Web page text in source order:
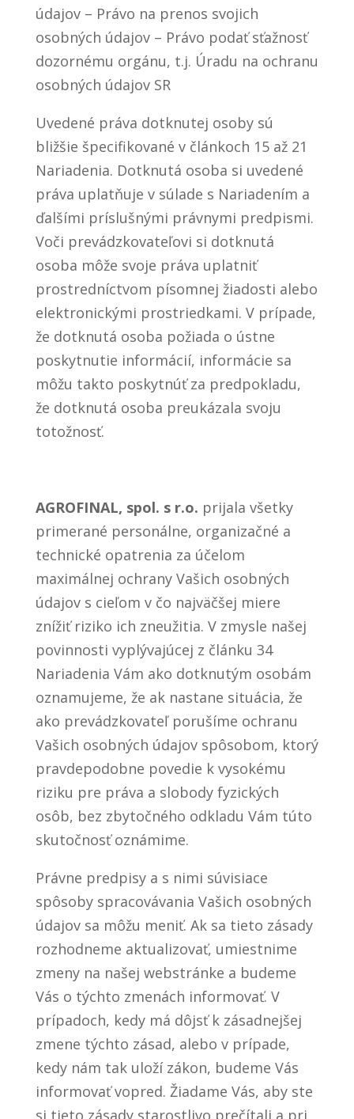
údajov – Právo na prenos svojich
osobných údajov – Právo podať sťažnosť
dozornému orgánu, t.j. Úradu na ochranu
osobných údajov SR
Uvedené práva dotknutej osoby sú
bližšie špecifikované v článkoch 15 až 21
Nariadenia. Dotknutá osoba si uvedené
práva uplatňuje v súlade s Nariadením a
ďalšími príslušnými právnymi predpismi.
Voči prevádzkovateľovi si dotknutá
osoba môže svoje práva uplatniť
prostredníctvom písomnej žiadosti alebo
elektronickými prostriedkami. V prípade,
že dotknutá osoba požiada o ústne
poskytnutie informácií, informácie sa
môžu takto poskytnúť za predpokladu,
že dotknutá osoba preukázala svoju
totožnosť.
AGROFINAL, spol. s r.o. prijala všetky
primerané personálne, organizačné a
technické opatrenia za účelom
maximálnej ochrany Vašich osobných
údajov s cieľom v čo najväčšej miere
znížiť riziko ich zneužitia. V zmysle našej
povinnosti vyplývajúcej z článku 34
Nariadenia Vám ako dotknutým osobám
oznamujeme, že ak nastane situácia, že
ako prevádzkovateľ porušíme ochranu
Vašich osobných údajov spôsobom, ktorý
pravdepodobne povedie k vysokému
riziku pre práva a slobody fyzických
osôb, bez zbytočného odkladu Vám túto
skutočnosť oznámime.
Právne predpisy a s nimi súvisiace
spôsoby spracovávania Vašich osobných
údajov sa môžu meniť. Ak sa tieto zásady
rozhodneme aktualizovať, umiestnime
zmeny na našej webstránke a budeme
Vás o týchto zmenách informovať. V
prípadoch, kedy má dôjsť k zásadnejšej
zmene týchto zásad, alebo v prípade,
kedy nám tak uloží zákon, budeme Vás
informovať vopred. Žiadame Vás, aby ste
si tieto zásady starostlivo prečítali a pri